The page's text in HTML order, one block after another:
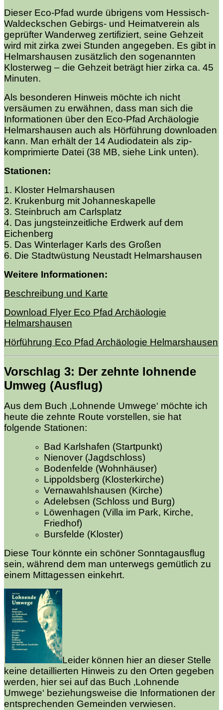
Dieser Eco-Pfad wurde übrigens vom Hessisch-
Waldeckschen Gebirgs- und Heimatverein als
geprüfter Wanderweg zertifiziert, seine Gehzeit
wird mit zirka zwei Stunden angegeben. Es gibt in
Helmarshausen zusätzlich den sogenannten
Klosterweg – die Gehzeit beträgt hier zirka ca. 45
Minuten.
Als besonderen Hinweis möchte ich nicht
versäumen zu erwähnen, dass man sich die
Informationen über den Eco-Pfad Archäologie
Helmarshausen auch als Hörführung downloaden
kann. Man erhält der 14 Audiodatein als zip-
komprimierte Datei (38 MB, siehe Link unten).
Stationen:
1. Kloster Helmarshausen
2. Krukenburg mit Johanneskapelle
3. Steinbruch am Carlsplatz
4. Das jungsteinzeitliche Erdwerk auf dem
Eichenberg
5. Das Winterlager Karls des Großen
6. Die Stadtwüstung Neustadt Helmarshausen
Weitere Informationen:
Beschreibung und Karte
Download Flyer Eco Pfad Archäologie
Helmarshausen
Hörführung Eco Pfad Archäologie Helmarshausen
Vorschlag 3: Der zehnte lohnende
Umweg (Ausflug)
Aus dem Buch ‚Lohnende Umwege‘ möchte ich
heute die zehnte Route vorstellen, sie hat
folgende Stationen:
Bad Karlshafen (Startpunkt)
Nienover (Jagdschloss)
Bodenfelde (Wohnhäuser)
Lippoldsberg (Klosterkirche)
Vernawahlshausen (Kirche)
Adelebsen (Schloss und Burg)
Löwenhagen (Villa im Park, Kirche,
Friedhof)
Bursfelde (Kloster)
Diese Tour könnte ein schöner Sonntagausflug
sein, während dem man unterwegs gemütlich zu
einem Mittagessen einkehrt.
Leider können hier an dieser Stelle
keine detaillierten Hinweis zu den Orten gegeben
werden, hier sei auf das Buch ‚Lohnende
Umwege‘ beziehungsweise die Informationen der
entsprechenden Gemeinden verwiesen.